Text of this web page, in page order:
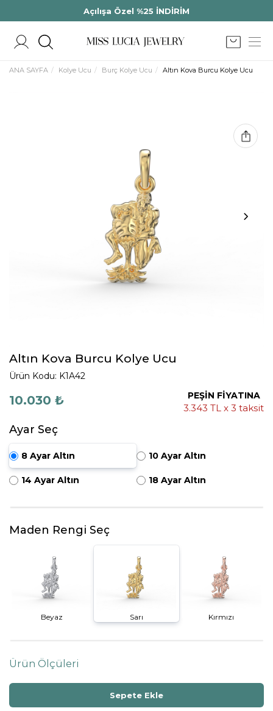
Açılışa Özel %25 İNDİRİM
ANA SAYFA Kolye Ucu Burç Kolye Ucu Altın Kova Burcu Kolye Ucu
Altın Kova Burcu Kolye Ucu
Ürün Kodu: K1A42
10.030 ₺ PEŞİN FİYATINA
3.343 TL x 3 taksit
Ayar Seç
8 Ayar Altın 10 Ayar Altın
14 Ayar Altın 18 Ayar Altın
Maden Rengi Seç
Beyaz Sarı Kırmızı
Ürün Ölçüleri